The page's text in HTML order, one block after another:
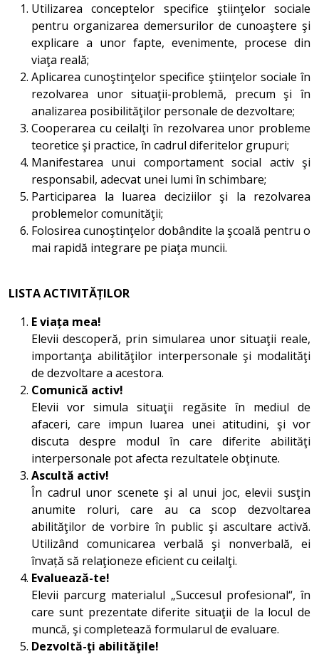
Utilizarea conceptelor specifice ştiinţelor sociale
pentru organizarea demersurilor de cunoaştere şi
explicare a unor fapte, evenimente, procese din
viaţa reală;
Aplicarea cunoştinţelor specifice ştiinţelor sociale în
rezolvarea unor situaţii-problemă, precum şi în
analizarea posibilităţilor personale de dezvoltare;
Cooperarea cu ceilalţi în rezolvarea unor probleme
teoretice şi practice, în cadrul diferitelor grupuri;
Manifestarea unui comportament social activ şi
responsabil, adecvat unei lumi în schimbare;
Participarea la luarea deciziilor şi la rezolvarea
problemelor comunităţii;
Folosirea cunoştinţelor dobândite la şcoală pentru o
mai rapidă integrare pe piaţa muncii.
LISTA ACTIVITĂȚILOR
E viața mea!
Elevii descoperă, prin simularea unor situaţii reale,
importanţa abilităţilor interpersonale şi modalităţi
de dezvoltare a acestora.
Comunică activ!
Elevii vor simula situaţii regăsite în mediul de
afaceri, care impun luarea unei atitudini, şi vor
discuta despre modul în care diferite abilităţi
interpersonale pot afecta rezultatele obţinute.
Ascultă activ!
În cadrul unor scenete şi al unui joc, elevii susţin
anumite roluri, care au ca scop dezvoltarea
abilităţilor de vorbire în public şi ascultare activă.
Utilizând comunicarea verbală şi nonverbală, ei
învață să relaţioneze eficient cu ceilalţi.
Evaluează-te!
Elevii parcurg materialul „Succesul profesional“, în
care sunt prezentate diferite situaţii de la locul de
muncă, şi completează formularul de evaluare.
Dezvoltă-ţi abilităţile!